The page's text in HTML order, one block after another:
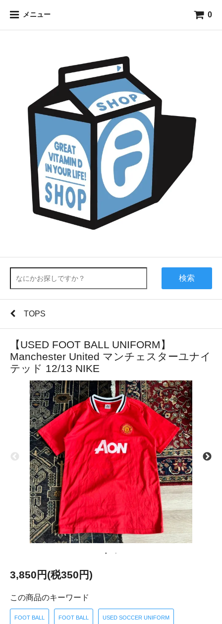
メニュー 0
検索
TOPS
【USED FOOT BALL UNIFORM】
Manchester United マンチェスターユナイ
テッド 12/13 NIKE
3,850円(税350円)
この商品のキーワード
FOOT BALL FOOT BALL USED SOCCER UNIFORM